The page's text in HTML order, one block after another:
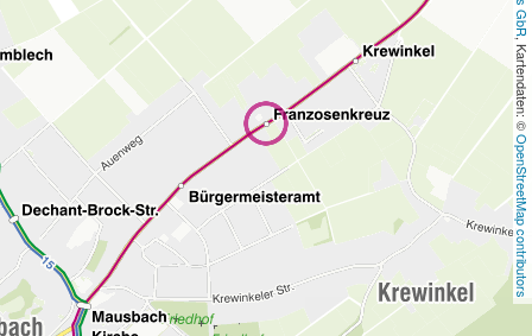
AVV , Kartendaten: ©
OpenStreetMap contributors